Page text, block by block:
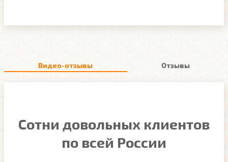
Видео-отзывы Отзывы
Сотни довольных клиентов
по всей России